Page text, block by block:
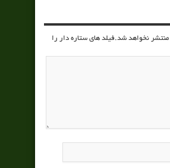
نخواهد شد.فیلد های ستاره دار را